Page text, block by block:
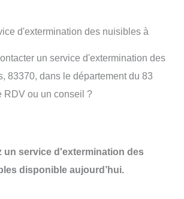
d'extermination des nuisibles à
un service d'extermination des
83370, dans le département du 83
RDV ou un conseil ?
un service d'extermination des
disponible aujourd’hui.